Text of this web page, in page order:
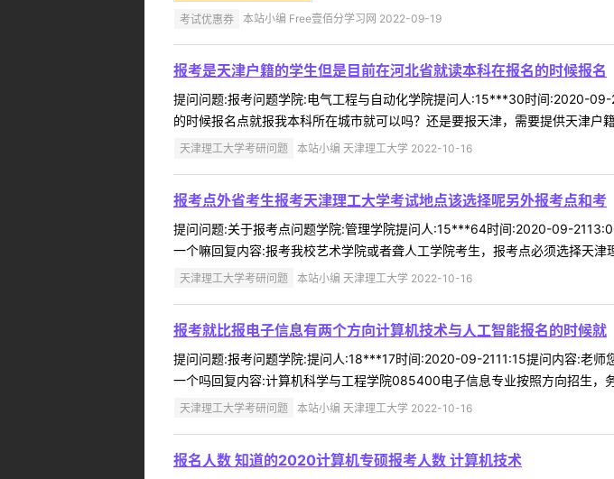
考试优惠券 本站小编 Free壹佰分学习网 2022-09-19
报考是天津户籍的学生但是目前在河北省就读本科在报名的时候报名
提问问题:报考问题学院:电气工程与自动化学院提问人:15***30时间:2020-
的时候报名点就报我本科所在城市就可以吗？还是要报天津，需要提供天津户
天津理工大学考研问题 本站小编 天津理工大学 2022-10-16
报考点外省考生报考天津理工大学考试地点该选择呢另外报考点和考
提问问题:关于报考点问题学院:管理学院提问人:15***64时间:2020-09-
一个嘛回复内容:报考我校艺术学院或者聋人工学院考生，报考点必须选择天
天津理工大学考研问题 本站小编 天津理工大学 2022-10-16
报考就比报电子信息有两个方向计算机技术与人工智能报名的时候就
提问问题:报考问题学院:提问人:18***17时间:2020-09-2111:15提问内容:老师
一个吗回复内容:计算机科学与工程学院085400电子信息专业按照方向招生，
天津理工大学考研问题 本站小编 天津理工大学 2022-10-16
报名人数 知道的2020计算机专硕报考人数 计算机技术